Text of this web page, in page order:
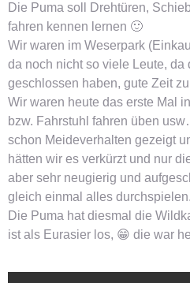
Die Puma soll Drehtüren,
fahren kennen lernen 🙂
Wir waren im Weserpark
da noch nicht so viele Leute, da
geschlossen haben, gute Zeit
Wir waren heute das erste Mal
bzw. Fahrstuhl fahren üben
schon Meideverhalten gezeigt
hätten wir es verkürzt und nur
aber sehr neugierig und
gleich einmal alles durchspielen.
Die Puma hat diesmal die
ist als Eurasier los, 😁 die war